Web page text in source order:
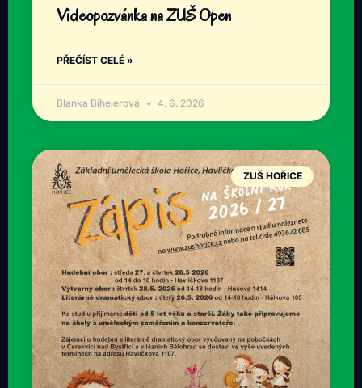
Videopozvánka na ZUŠ Open
PŘEČÍST CELÉ »
Blanka Bihelerová 4. 6. 2026
ZUŠ HOŘICE